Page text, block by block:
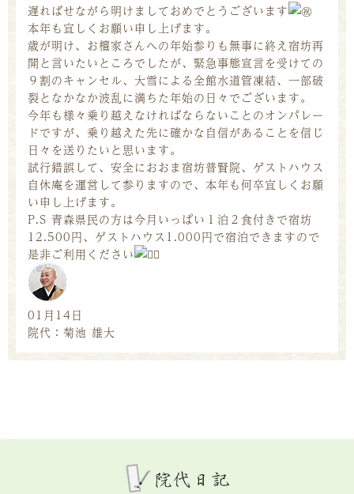
遅ればせながら明けましておめでとうございます
本年も宜しくお願い申し上げます。
歳が明け、お檀家さんへの年始参りも無事に終え宿坊再
開と言いたいところでしたが、緊急事態宣言を受けての
９割のキャンセル、大雪による全館水道管凍結、一部破
裂となかなか波乱に満ちた年始の日々でございます。
今年も様々乗り越えなければならないことのオンパレー
ドですが、乗り越えた先に確かな自信があることを信じ
日々を送りたいと思います。
試行錯誤して、安全におおま宿坊普賢院、ゲストハウス
自休庵を運営して参りますので、本年も何卒宜しくお願
い申し上げます。
P.S 青森県民の方は今月いっぱい１泊２食付きで宿坊
12.500円、ゲストハウス1.000円で宿泊できますので
是非ご利用ください
01月14日
院代：菊池 雄大